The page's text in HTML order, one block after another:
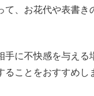
て、お花代や表書き
手に不快感を与える
ることをおすすめし